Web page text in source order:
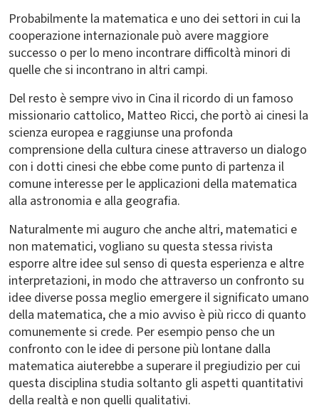
Probabilmente la matematica e uno dei settori in cui la
cooperazione internazionale può avere maggiore
successo o per lo meno incontrare difficoltà minori di
quelle che si incontrano in altri campi.
Del resto è sempre vivo in Cina il ricordo di un famoso
missionario cattolico, Matteo Ricci, che portò ai cinesi la
scienza europea e raggiunse una profonda
comprensione della cultura cinese attraverso un dialogo
con i dotti cinesi che ebbe come punto di partenza il
comune interesse per le applicazioni della matematica
alla astronomia e alla geografia.
Naturalmente mi auguro che anche altri, matematici e
non matematici, vogliano su questa stessa rivista
esporre altre idee sul senso di questa esperienza e altre
interpretazioni, in modo che attraverso un confronto su
idee diverse possa meglio emergere il significato umano
della matematica, che a mio avviso è più ricco di quanto
comunemente si crede. Per esempio penso che un
confronto con le idee di persone più lontane dalla
matematica aiuterebbe a superare il pregiudizio per cui
questa disciplina studia soltanto gli aspetti quantitativi
della realtà e non quelli qualitativi.